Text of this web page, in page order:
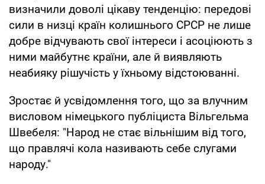
визначили доволі цікаву тенденцію: передові
сили в низці країн колишнього СРСР не лише
добре відчувають свої інтереси і асоціюють з
ними майбутнє країни, але й виявляють
неабияку рішучість у їхньому відстоюванні.
Зростає й усвідомлення того, що за влучним
висловом німецького публіциста Вільгельма
Швебеля: "Народ не стає вільнішим від того,
що правлячі кола називають себе слугами
народу."